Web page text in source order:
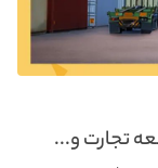
تجارت و...